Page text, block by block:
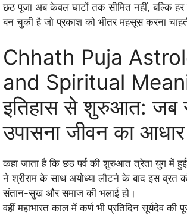
छठ पूजा अब केवल घाटों तक सीमित नहीं, बल्कि हर
बन चुकी है जो प्रकाश को भीतर महसूस करना
Chhath Puja
and Spiritual
इतिहास से शुरुआत: जब
उपासना जीवन का आधार
कहा जाता है कि छठ पर्व की शुरुआत त्रेता युग में
ने श्रीराम के साथ अयोध्या लौटने के बाद इस व्रत
संतान-सुख और समाज की भलाई हो।
वहीं महाभारत काल में कर्ण भी प्रतिदिन सूर्यदेव